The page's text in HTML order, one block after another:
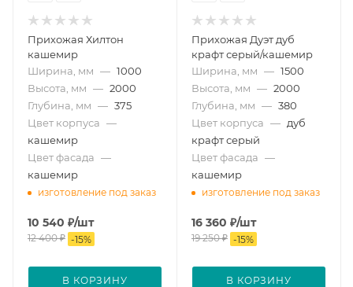
Прихожая Хилтон
кашемир
Ширина, мм — 1000
Высота, мм — 2000
Глубина, мм — 375
Цвет корпуса —
кашемир
Цвет фасада —
кашемир
изготовление под заказ
10 540 ₽/шт
12 400₽ -15%
В КОРЗИНУ
Прихожая Дуэт дуб
крафт серый/кашемир
Ширина, мм — 1500
Высота, мм — 2000
Глубина, мм — 380
Цвет корпуса — дуб
крафт серый
Цвет фасада —
кашемир
изготовление под заказ
16 360 ₽/шт
19 250₽ -15%
В КОРЗИНУ